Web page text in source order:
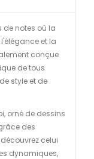
de notes où la
et la
conçue
de tous
style et de
orné de dessins
des
celui
dynamiques,